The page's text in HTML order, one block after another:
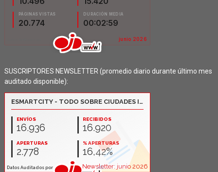
SUSCRIPTORES NEWSLETTER (promedio diario durante último mes
auditado disponible):